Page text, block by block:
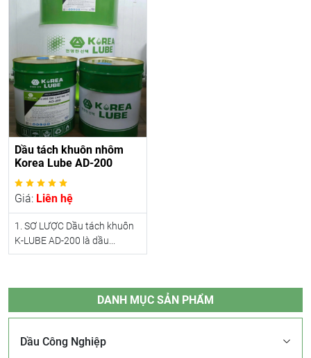
Dầu tách khuôn nhôm
Korea Lube AD-200
Giá: Liên hệ
1. SƠ LƯỢC Dầu tách khuôn
K-LUBE AD-200 là dầu...
DANH MỤC SẢN PHẨM
Dầu Công Nghiệp